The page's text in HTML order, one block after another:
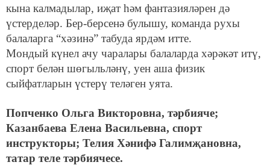
кына калмадылар, иҗат һәм фантазияләрен дә
үстерделәр. Бер-берсенә булышу, команда рухы
балаларга “хәзинә” табуда ярдәм итте.
Мондый күнел ачу чаралары балаларда хәрәкәт итү,
спорт белән шөгыльләнү, уен аша физик
сыйфатларын үстерү теләген уята.
Попченко Ольга Викторовна, тәрбияче;
Казанбаева Елена Васильевна, спорт
инструкторы; Телия Хәнифә Галимҗановна,
татар теле тәрбиячесе.